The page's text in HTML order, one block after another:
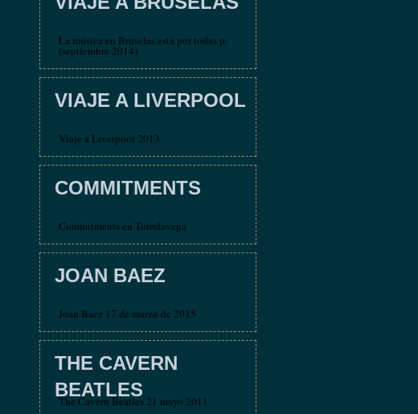
La música en Bruselas está por todas partes
(septiembre 2014)
VIAJE A LIVERPOOL
Viaje a Liverpool 2013
COMMITMENTS
Commitments en Torrelavega
JOAN BAEZ
Joan Baez 17 de marzo de 2015
THE CAVERN
BEATLES
The Cavern Beatles 21 mayo 2011